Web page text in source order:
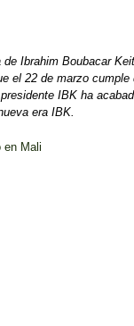
Ibrahim Boubacar
el 22 de marzo
IBK ha
era IBK.
en Mali